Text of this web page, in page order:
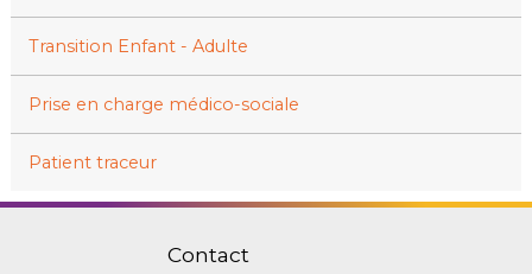
Transition Enfant - Adulte
Prise en charge médico-sociale
Patient traceur
Contact